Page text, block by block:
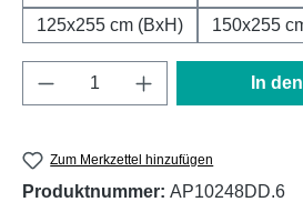
125x255 cm (BxH)
150x255
Produkt Anzahl: Gib In
Zum Merkzettel hinzufügen
Produktnummer: AP10248DD.6